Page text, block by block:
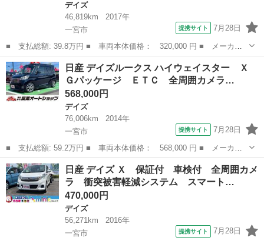
デイズ
46,819km
2017年
一宮市
提携サイト 7月28日
■ 支払総額: 39.8万円 ■ 車両本体価格： 320,000 円 ■ メーカー
名： 日産 ■ 車種名： デイズ ■ グレード名： Ｊ 保証付 車
検付 衝突被害軽減システム キーレスエントリー 電動格納ミラ
ー ベンチシー...
愛知 一宮市 デイズ
日産 デイズルークス ハイウェイスター Ｘ
Ｇパッケージ ＥＴＣ 全周囲カメラ…
568,000円
デイズ
76,006km
2014年
一宮市
提携サイト 7月28日
■ 支払総額: 59.2万円 ■ 車両本体価格： 568,000 円 ■ メーカー
名： 日産 ■ 車種名： デイズルークス ■ グレード名： ハイウ
ェイスター Ｘ Ｇパッケージ ＥＴＣ 全周囲カメラ 両側電動ス
ライドドア ...
愛知 一宮市 デイズ
日産 デイズ Ｘ 保証付 車検付 全周囲カメ
ラ 衝突被害軽減システム スマート…
470,000円
デイズ
56,271km
2016年
一宮市
提携サイト 7月28日